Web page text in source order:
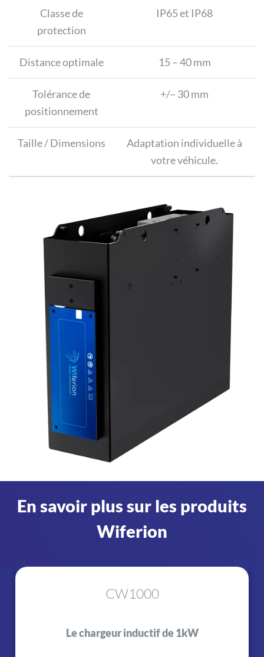
Classe de
protection
IP65 et IP68
Distance optimale 15 – 40 mm
Tolérance de
positionnement
+/– 30 mm
Taille / Dimensions
Adaptation individuelle à
votre véhicule.
En savoir plus sur les produits
Wiferion
CW1000
Le chargeur inductif de 1kW